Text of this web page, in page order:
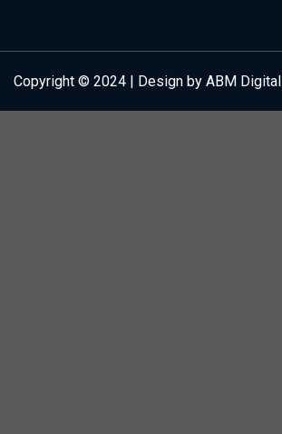
Copyright © 2024 | Design by ABM Digital